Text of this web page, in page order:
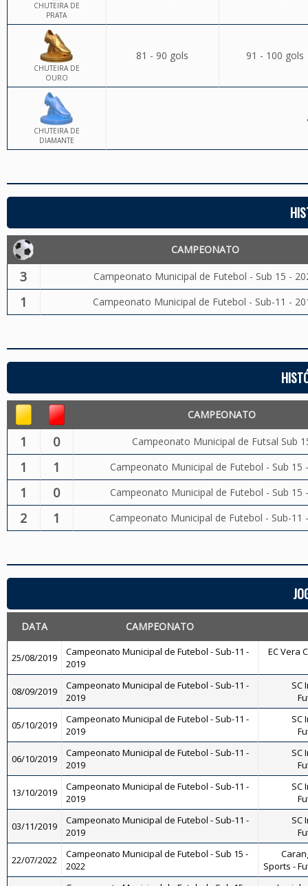
CHUTEIRA DE
PRATA
CHUTEIRA DE
OURO
81 - 90 gols 91 - 100 gols
CHUTEIRA DE
DIAMANTE
CAMPEONATO
3 Campeonato Municipal de Futebol - Sub 15 -
1 Campeonato Municipal de Futebol - Sub-11 -
CAMPEONATO
1 0 Campeonato Municipal de Futsal Sub
1 1 Campeonato Municipal de Futebol - Sub 15
1 0 Campeonato Municipal de Futebol - Sub 15
2 1 Campeonato Municipal de Futebol - Sub-11
DATA CAMPEONATO
25/08/2019
Campeonato Municipal de Futebol - Sub-11 -
2019
EC Vera
08/09/2019
Campeonato Municipal de Futebol - Sub-11 -
2019
SC
05/10/2019
Campeonato Municipal de Futebol - Sub-11 -
2019
SC
06/10/2019
Campeonato Municipal de Futebol - Sub-11 -
2019
SC
13/10/2019
Campeonato Municipal de Futebol - Sub-11 -
2019
SC
03/11/2019
Campeonato Municipal de Futebol - Sub-11 -
2019
SC
22/07/2022
Campeonato Municipal de Futebol - Sub 15 -
2022
Sports -